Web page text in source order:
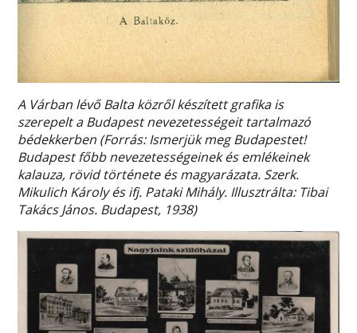
A Várban lévő Balta közről készített grafika is
szerepelt a Budapest nevezetességeit tartalmazó
bédekkerben (Forrás: Ismerjük meg Budapestet!
Budapest főbb nevezetességeinek és emlékeinek
kalauza, rövid története és magyarázata. Szerk.
Mikulich Károly és ifj. Pataki Mihály. Illusztrálta: Tibai
Takács János. Budapest, 1938)